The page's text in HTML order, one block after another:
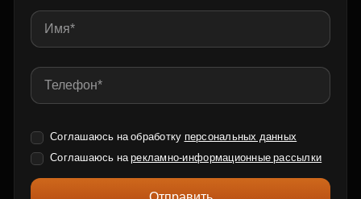
Соглашаюсь на обработку персональных данных
Соглашаюсь нарекламно-информационные рассылки